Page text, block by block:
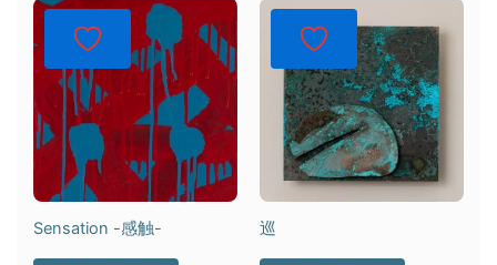
Sensation -感触- 巡